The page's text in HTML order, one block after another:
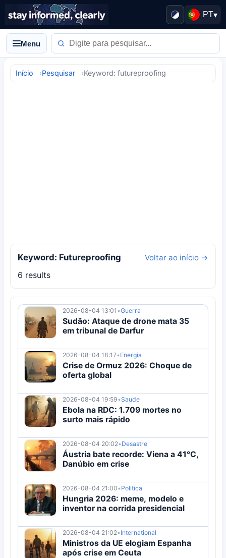
PT▾
Menu
Início Pesquisar Keyword: futureproofing
Keyword: Futureproofing Voltar ao início →
6 results
2026-08-04 13:01 •Guerra
Sudão: Ataque de drone mata 35
em tribunal de Darfur
2026-08-04 18:17• Energia
Crise de Ormuz 2026: Choque de
oferta global
2026-08-04 19:59• Saude
Ebola na RDC: 1.709 mortes no
surto mais rápido
2026-08-04 20:02• Desastre
Áustria bate recorde: Viena a 41°C,
Danúbio em crise
2026-08-04 21:00• Politica
Hungria 2026: meme, modelo e
inventor na corrida presidencial
2026-08-04 21:02• International
Ministros da UE elogiam Espanha
após crise em Ceuta